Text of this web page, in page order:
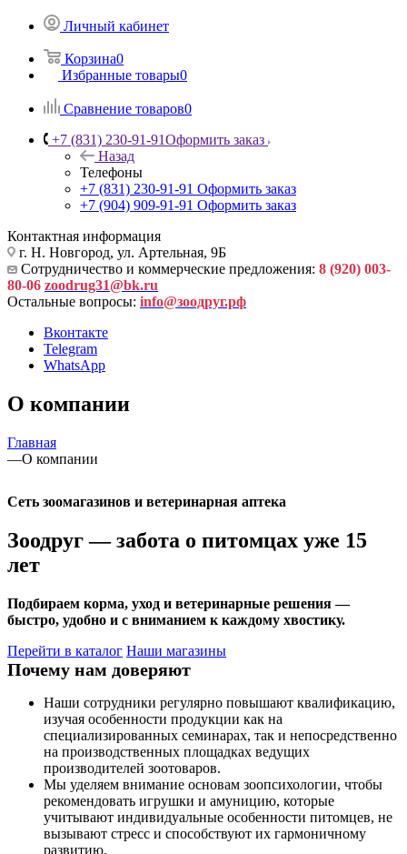
Личный кабинет
Корзина0
Избранные товары0
Сравнение товаров0
+7 (831) 230-91-91Оформить заказ
Назад
Телефоны
+7 (831) 230-91-91 Оформить заказ
+7 (904) 909-91-91 Оформить заказ
Контактная информация
г. Н. Новгород, ул. Артельная, 9Б
Сотрудничество и коммерческие предложения: 8 (920) 003-
80-06 zoodrug31@bk.ru
Остальные вопросы: info@зоодруг.рф
Вконтакте
Telegram
WhatsApp
О компании
Главная
—О компании
Сеть зоомагазинов и ветеринарная аптека
Зоодруг — забота о питомцах уже 15
лет
Подбираем корма, уход и ветеринарные решения —
быстро, удобно и с вниманием к каждому хвостику.
Перейти в каталог Наши магазины
Почему нам доверяют
Наши сотрудники регулярно повышают квалификацию,
изучая особенности продукции как на
специализированных семинарах, так и непосредственно
на производственных площадках ведущих
производителей зоотоваров.
Мы уделяем внимание основам зоопсихологии, чтобы
рекомендовать игрушки и амуницию, которые
учитывают индивидуальные особенности питомцев, не
вызывают стресс и способствуют их гармоничному
развитию.